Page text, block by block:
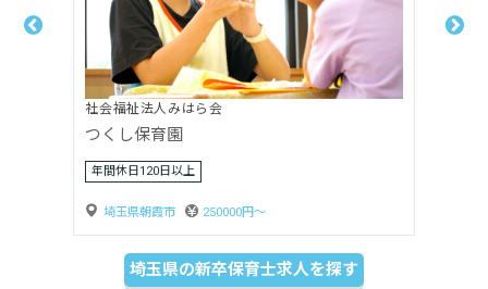
社会福祉法人滝の根会
どれみキッズハウス
埼玉県の新卒保育士求人を探す